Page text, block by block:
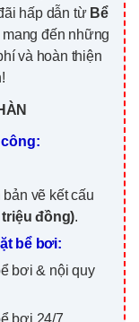
hấp dẫn từ Bể
mang đến những
và hoàn thiện
vẽ kết cấu
triệu đồng).
bể bơi:
bơi & nội quy
bơi 24/7